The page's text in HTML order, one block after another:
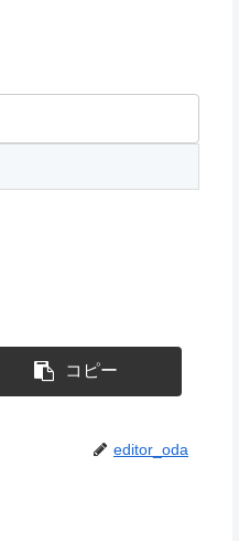
コピー
editor_oda